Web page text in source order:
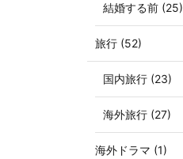
結婚する前 (25)
旅行 (52)
国内旅行 (23)
海外旅行 (27)
海外ドラマ (1)